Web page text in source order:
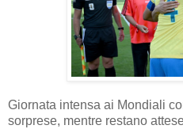
Giornata intensa ai Mondiali
sorprese, mentre restano